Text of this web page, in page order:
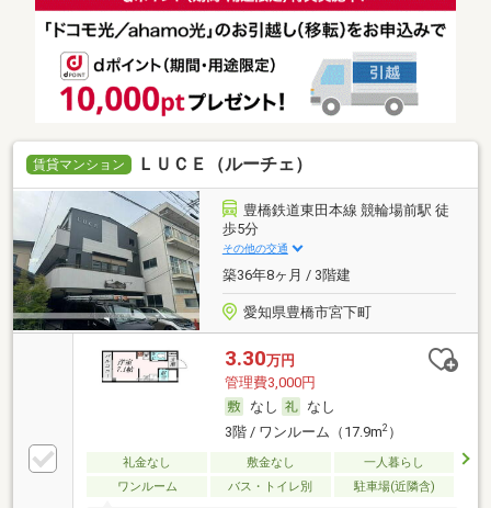
賃貸マンション ＬＵＣＥ（ルーチェ）
豊橋鉄道東田本線 競輪場前駅 徒
歩5分
その他の交通
築36年8ヶ月 / 3階建
愛知県豊橋市宮下町
3.30万円
管理費3,000円
なし
なし
3階 / ワンルーム（17.9m2）
礼金なし 敷金なし
一人暮らし
ワンルーム
バス・トイレ別 駐車場(近隣含)